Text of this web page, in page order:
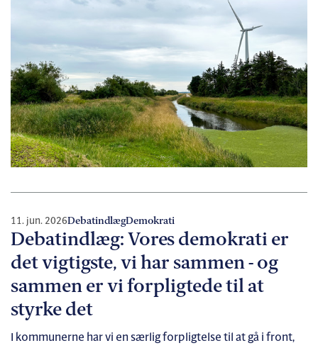
11. jun. 2026DebatindlægDemokrati
Debatindlæg: Vores demokrati er
det vigtigste, vi har sammen - og
sammen er vi forpligtede til at
styrke det
I kommunerne har vi en særlig forpligtelse til at gå i front,